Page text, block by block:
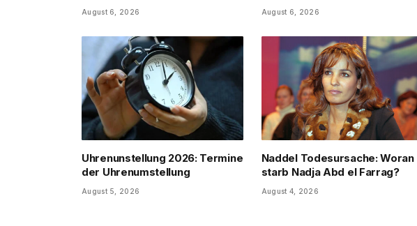
August 6, 2026 August 6, 2026
Uhrenunstellung 2026: Termine
der Uhrenumstellung
August 5, 2026
Naddel Todesursache: Woran
starb Nadja Abd el Farrag?
August 4, 2026